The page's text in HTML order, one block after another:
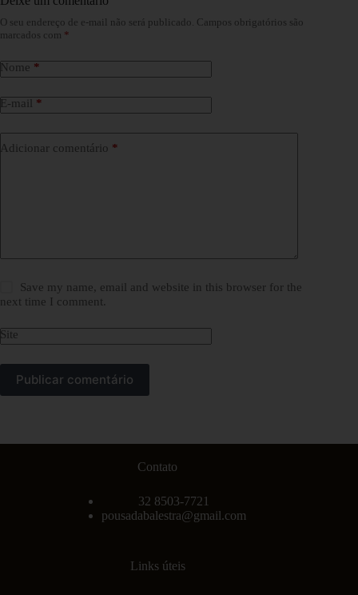
O seu endereço de e-mail não será publicado. Campos obrigatórios são
marcados com *
Nome *
E-mail *
Adicionar comentário *
Save my name, email and website in this browser for the
next time I comment.
Site
Publicar comentário
Contato
32 8503-7721
pousadabalestra@gmail.com
Links úteis